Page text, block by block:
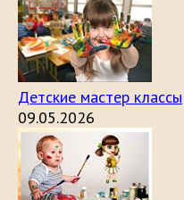
Детские мастер классы
09.05.2026